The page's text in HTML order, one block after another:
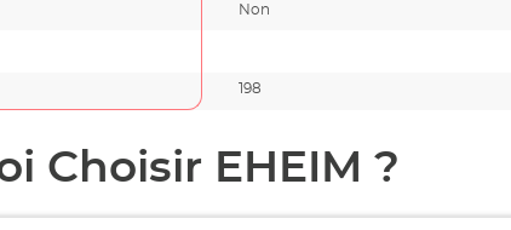
Non
198
Choisir EHEIM ?